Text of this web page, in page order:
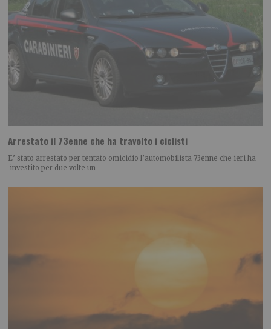
Arrestato il 73enne che ha travolto i ciclisti
E’ stato arrestato per tentato omicidio l’automobilista 73enne che ieri ha
investito per due volte un